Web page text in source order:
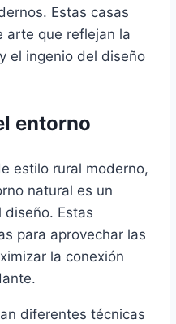
Estas casas
arte que reflejan la
el ingenio del diseño
entorno
estilo rural moderno,
natural es un
Estas
para aprovechar las
la conexión
diferentes técnicas